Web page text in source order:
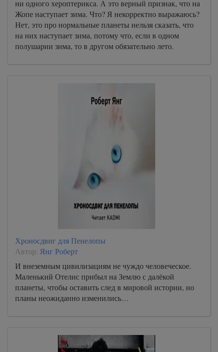
ни одного хероптерикса. А это верный признак, что на
Жопе наступает зима. Что? Я некорректно выражаюсь?
Нет, это про нормальные планеты нельзя сказать, что
на них наступает зима, потому что, если в одном
полушарии зима, то в другом обязательно лето.
Хроносдвиг для Пенелопы
Автор: Янг Роберт
И внеземным цивилизациям не чуждо человеческое.
Маленький Отелис прибыл на Землю с далёкой
планеты, чтобы оставить след в мировой истории, но
планы неожиданно изменились…